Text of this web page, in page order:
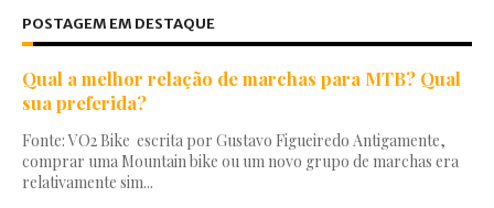
POSTAGEM EM DESTAQUE
Qual a melhor relação de marchas para MTB? Qual
sua preferida?
Fonte: VO2 Bike escrita por Gustavo Figueiredo Antigamente,
comprar uma Mountain bike ou um novo grupo de marchas era
relativamente sim...